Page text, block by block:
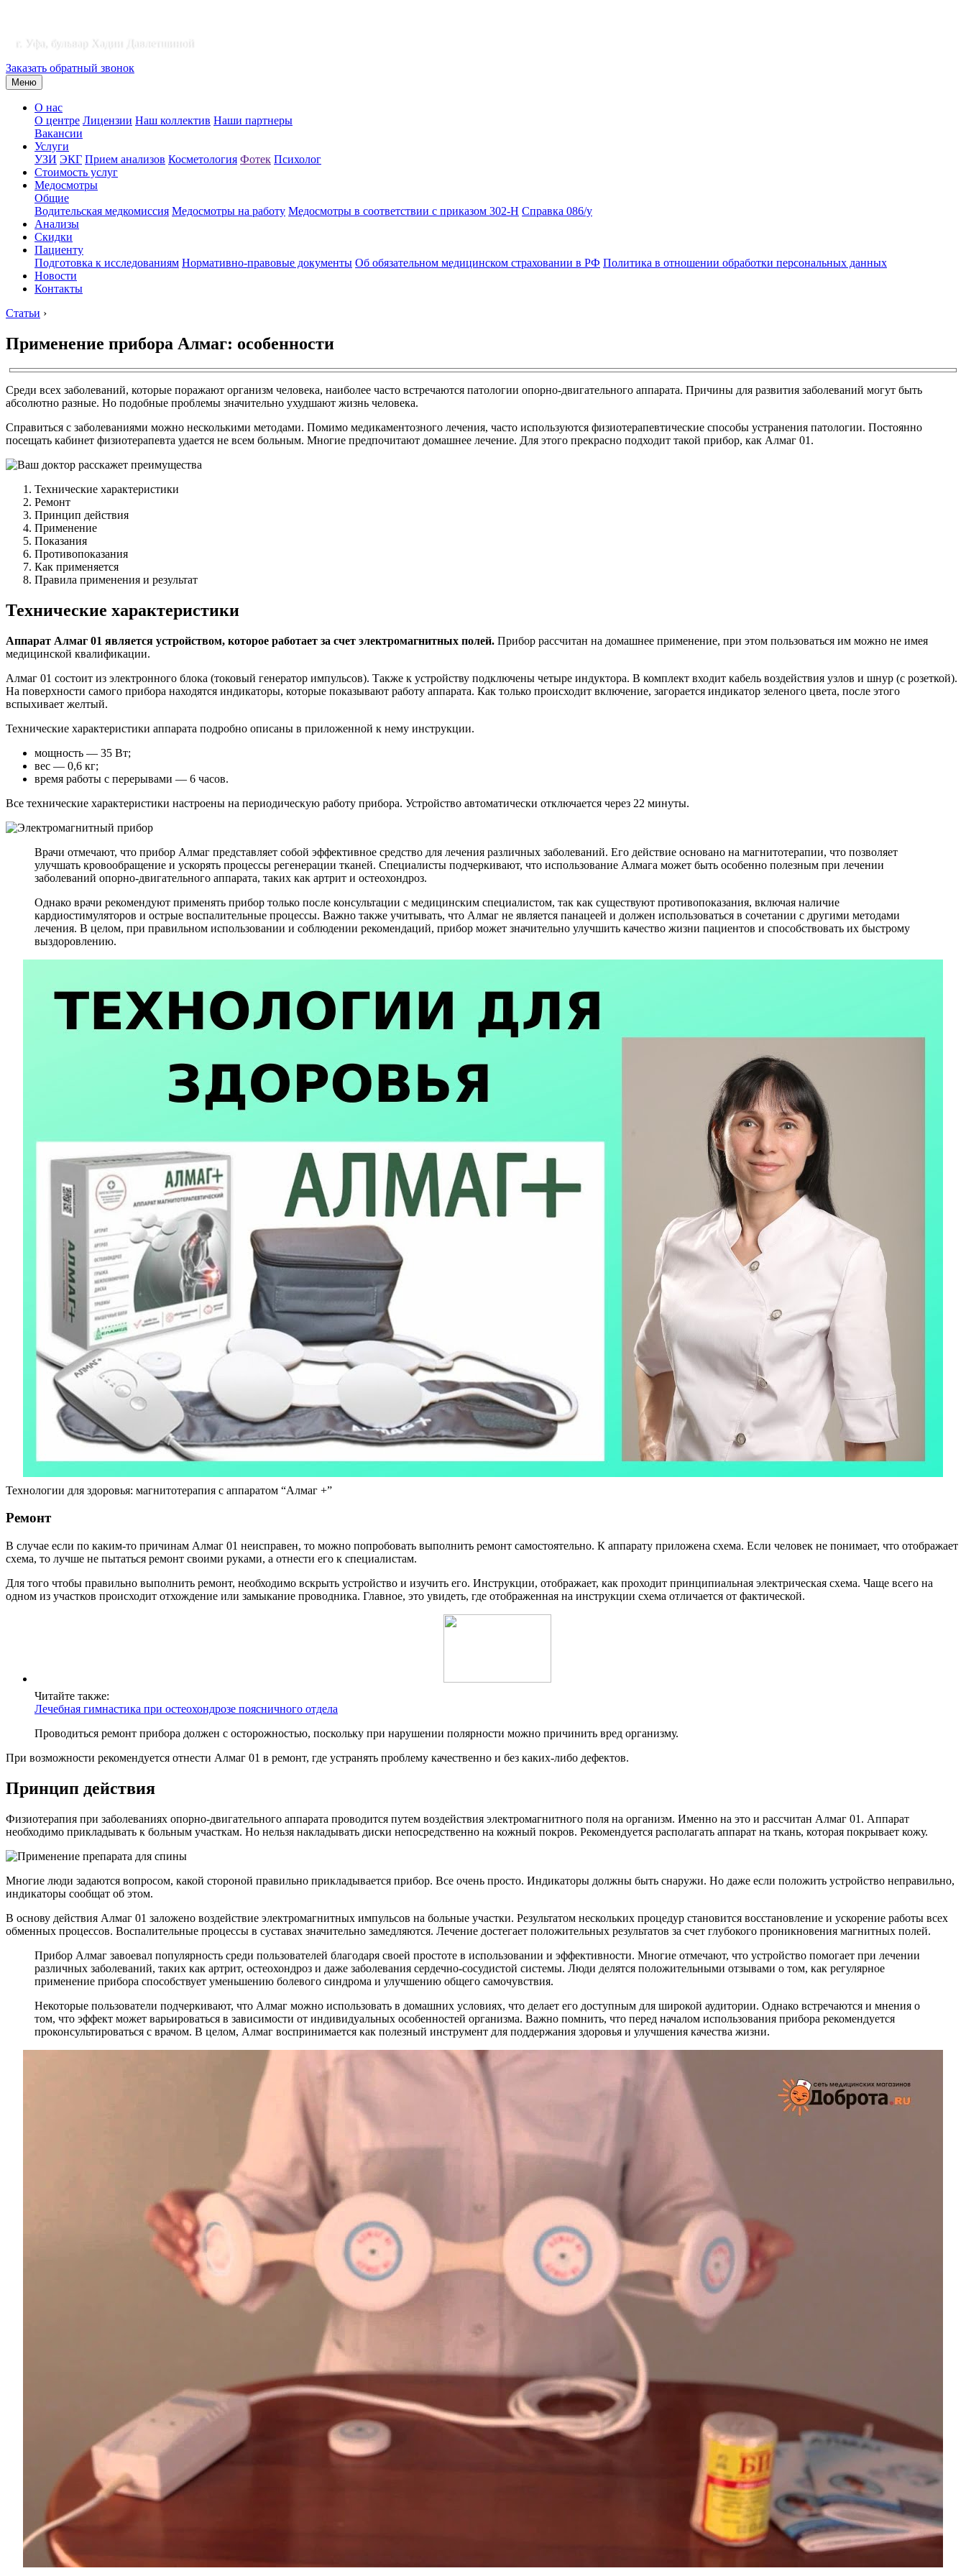
г. Уфа, бульвар Хадии Давлетшиной
Заказать обратный звонок
Меню
О нас
О центре Лицензии Наш коллектив Наши партнеры
Вакансии
Услуги
УЗИ ЭКГ Прием анализов Косметология Фотек Психолог
Стоимость услуг
Медосмотры
Общие
Водительская медкомиссия Медосмотры на работу Медосмотры в соответствии с приказом 302-Н Справка 086/у
Анализы
Скидки
Пациенту
Подготовка к исследованиям Нормативно-правовые документы Об обязательном медицинском страховании в РФ Политика в отношении обработки персональных данных
Новости
Контакты
Статьи ›
Применение прибора Алмаг: особенности
Среди всех заболеваний, которые поражают организм человека, наиболее часто встречаются патологии опорно-двигательного аппарата. Причины для развития заболеваний могут быть
абсолютно разные. Но подобные проблемы значительно ухудшают жизнь человека.
Справиться с заболеваниями можно несколькими методами. Помимо медикаментозного лечения, часто используются физиотерапевтические способы устранения патологии. Постоянно
посещать кабинет физиотерапевта удается не всем больным. Многие предпочитают домашнее лечение. Для этого прекрасно подходит такой прибор, как Алмаг 01.
Технические характеристики
Ремонт
Принцип действия
Применение
Показания
Противопоказания
Как применяется
Правила применения и результат
Технические характеристики
Аппарат Алмаг 01 является устройством, которое работает за счет электромагнитных полей. Прибор рассчитан на домашнее применение, при этом пользоваться им можно не имея
медицинской квалификации.
Алмаг 01 состоит из электронного блока (токовый генератор импульсов). Также к устройству подключены четыре индуктора. В комплект входит кабель воздействия узлов и шнур (с розеткой).
На поверхности самого прибора находятся индикаторы, которые показывают работу аппарата. Как только происходит включение, загорается индикатор зеленого цвета, после этого
вспыхивает желтый.
Технические характеристики аппарата подробно описаны в приложенной к нему инструкции.
мощность — 35 Вт;
вес — 0,6 кг;
время работы с перерывами — 6 часов.
Все технические характеристики настроены на периодическую работу прибора. Устройство автоматически отключается через 22 минуты.
Врачи отмечают, что прибор Алмаг представляет собой эффективное средство для лечения различных заболеваний. Его действие основано на магнитотерапии, что позволяет
улучшать кровообращение и ускорять процессы регенерации тканей. Специалисты подчеркивают, что использование Алмага может быть особенно полезным при лечении
заболеваний опорно-двигательного аппарата, таких как артрит и остеохондроз.
Однако врачи рекомендуют применять прибор только после консультации с медицинским специалистом, так как существуют противопоказания, включая наличие
кардиостимуляторов и острые воспалительные процессы. Важно также учитывать, что Алмаг не является панацеей и должен использоваться в сочетании с другими методами
лечения. В целом, при правильном использовании и соблюдении рекомендаций, прибор может значительно улучшить качество жизни пациентов и способствовать их быстрому
выздоровлению.
Технологии для здоровья: магнитотерапия с аппаратом “Алмаг +”
Ремонт
В случае если по каким-то причинам Алмаг 01 неисправен, то можно попробовать выполнить ремонт самостоятельно. К аппарату приложена схема. Если человек не понимает, что отображает
схема, то лучше не пытаться ремонт своими руками, а отнести его к специалистам.
Для того чтобы правильно выполнить ремонт, необходимо вскрыть устройство и изучить его. Инструкции, отображает, как проходит принципиальная электрическая схема. Чаще всего на
одном из участков происходит отхождение или замыкание проводника. Главное, это увидеть, где отображенная на инструкции схема отличается от фактической.
Читайте также:
Лечебная гимнастика при остеохондрозе поясничного отдела
Проводиться ремонт прибора должен с осторожностью, поскольку при нарушении полярности можно причинить вред организму.
При возможности рекомендуется отнести Алмаг 01 в ремонт, где устранять проблему качественно и без каких-либо дефектов.
Принцип действия
Физиотерапия при заболеваниях опорно-двигательного аппарата проводится путем воздействия электромагнитного поля на организм. Именно на это и рассчитан Алмаг 01. Аппарат
необходимо прикладывать к больным участкам. Но нельзя накладывать диски непосредственно на кожный покров. Рекомендуется располагать аппарат на ткань, которая покрывает кожу.
Многие люди задаются вопросом, какой стороной правильно прикладывается прибор. Все очень просто. Индикаторы должны быть снаружи. Но даже если положить устройство неправильно,
индикаторы сообщат об этом.
В основу действия Алмаг 01 заложено воздействие электромагнитных импульсов на больные участки. Результатом нескольких процедур становится восстановление и ускорение работы всех
обменных процессов. Воспалительные процессы в суставах значительно замедляются. Лечение достегает положительных результатов за счет глубокого проникновения магнитных полей.
Прибор Алмаг завоевал популярность среди пользователей благодаря своей простоте в использовании и эффективности. Многие отмечают, что устройство помогает при лечении
различных заболеваний, таких как артрит, остеохондроз и даже заболевания сердечно-сосудистой системы. Люди делятся положительными отзывами о том, как регулярное
применение прибора способствует уменьшению болевого синдрома и улучшению общего самочувствия.
Некоторые пользователи подчеркивают, что Алмаг можно использовать в домашних условиях, что делает его доступным для широкой аудитории. Однако встречаются и мнения о
том, что эффект может варьироваться в зависимости от индивидуальных особенностей организма. Важно помнить, что перед началом использования прибора рекомендуется
проконсультироваться с врачом. В целом, Алмаг воспринимается как полезный инструмент для поддержания здоровья и улучшения качества жизни.